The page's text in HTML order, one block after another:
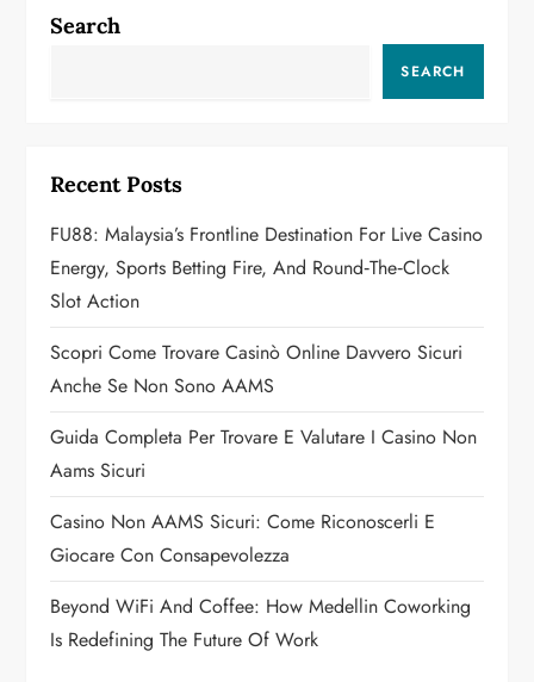
i
g
a
t
i
o
n
Search
SEARCH
Recent Posts
FU88: Malaysia’s Frontline Destination For Live Casino
Energy, Sports Betting Fire, And Round‑the‑Clock
Slot Action
Scopri Come Trovare Casinò Online Davvero Sicuri
Anche Se Non Sono AAMS
Guida Completa Per Trovare E Valutare I Casino Non
Aams Sicuri
Casino Non AAMS Sicuri: Come Riconoscerli E
Giocare Con Consapevolezza
Beyond WiFi And Coffee: How Medellin Coworking
Is Redefining The Future Of Work